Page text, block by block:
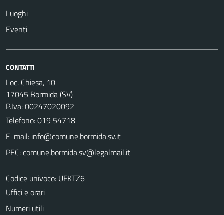
Luoghi
Eventi
CONTATTI
Loc. Chiesa, 10
17045 Bormida (SV)
P.Iva: 00247020092
Telefono:019 54718
E-mail:
PEC:
Codice univoco: UFKTZ6
Uffici e orari
Numeri utili